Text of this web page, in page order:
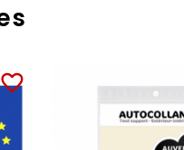
favorite_border